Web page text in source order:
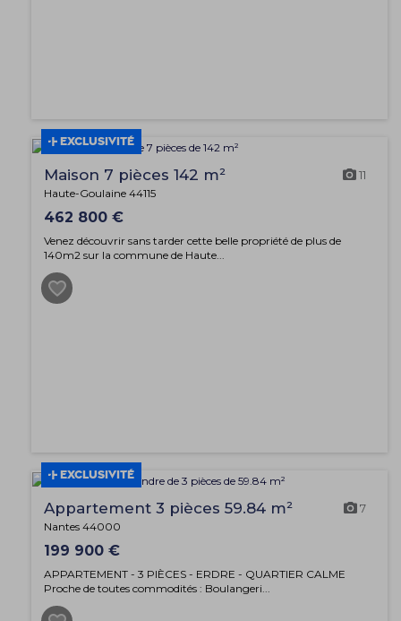
EXCLUSIVITÉ
Maison 7 pièces 142 m² 11
Haute-Goulaine 44115
462 800 €
Venez découvrir sans tarder cette belle propriété de plus de
140m2 sur la commune de Haute...
EXCLUSIVITÉ
Appartement 3 pièces 59.84 m² 7
Nantes 44000
199 900 €
APPARTEMENT - 3 PIÈCES - ERDRE - QUARTIER CALME
Proche de toutes commodités : Boulangeri...